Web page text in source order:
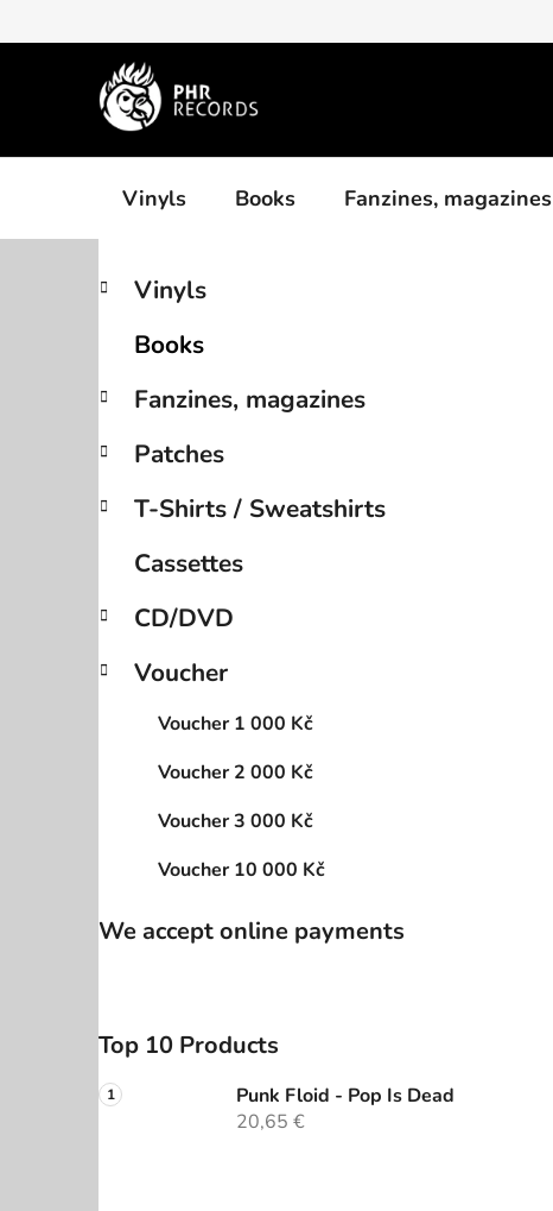
to
Vinyls Books Fanzines, magazines
S
b
r
categories
C
a
o
i
s
Vinyls
Books
Fanzines, magazines
Patches
T-Shirts / Sweatshirts
Cassettes
CD/DVD
Voucher
Voucher 1 000 Kč
Voucher 2 000 Kč
Voucher 3 000 Kč
Voucher 10 000 Kč
We accept online payments
Top 10 Products
Punk Floid - Pop Is Dead
20,65 €